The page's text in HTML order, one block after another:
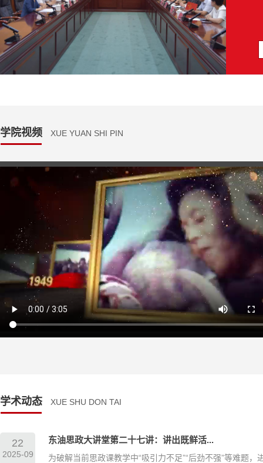
学院视频 XUE YUAN SHI PIN
学术动态 XUE SHU DON TAI
22
2025-09
东油思政大讲堂第二十七讲：讲出既鲜活...
为破解当前思政课教学中“吸引力不足”“后劲不强”等难题，